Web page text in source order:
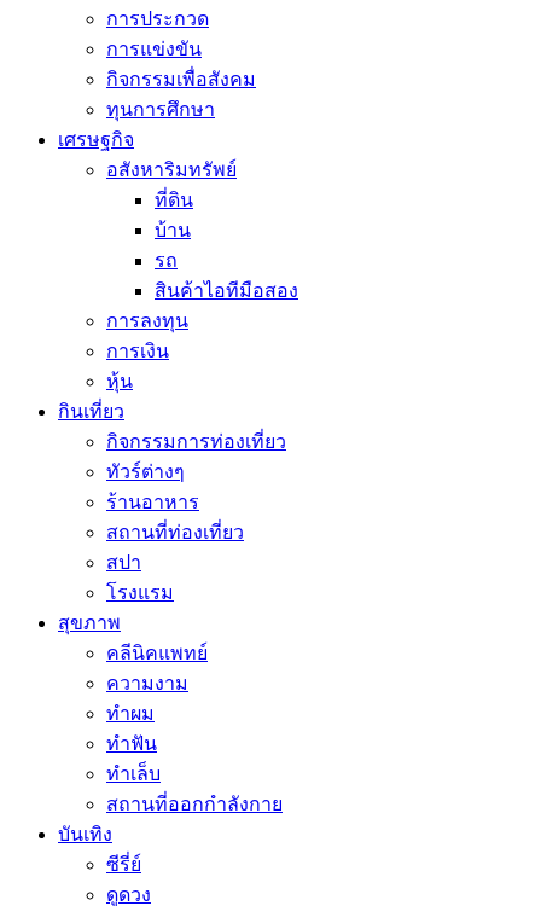
การประกวด
การแข่งขัน
กิจกรรมเพื่อสังคม
ทุนการศึกษา
เศรษฐกิจ
อสังหาริมทรัพย์
ที่ดิน
บ้าน
รถ
สินค้าไอทีมือสอง
การลงทุน
การเงิน
หุ้น
กินเที่ยว
กิจกรรมการท่องเที่ยว
ทัวร์ต่างๆ
ร้านอาหาร
สถานที่ท่องเที่ยว
สปา
โรงแรม
สุขภาพ
คลีนิคแพทย์
ความงาม
ทำผม
ทำฟัน
ทำเล็บ
สถานที่ออกกำลังกาย
บันเทิง
ซีรี่ย์
ดูดวง